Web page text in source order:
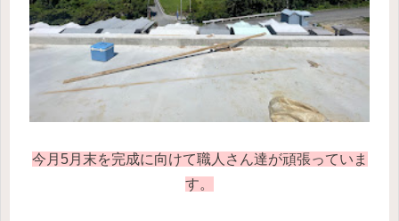
今月5月末を完成に向けて職人さん達が頑張っていま
す。